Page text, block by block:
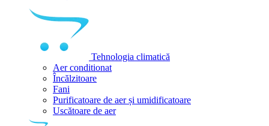
Tehnologia climatică
Aer conditionat
Încălzitoare
Fani
Purificatoare de aer și umidificatoare
Uscătoare de aer